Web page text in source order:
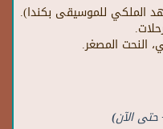
الملكي للموسيقى بكندا).
النحت المصغر.
حتى الآن)